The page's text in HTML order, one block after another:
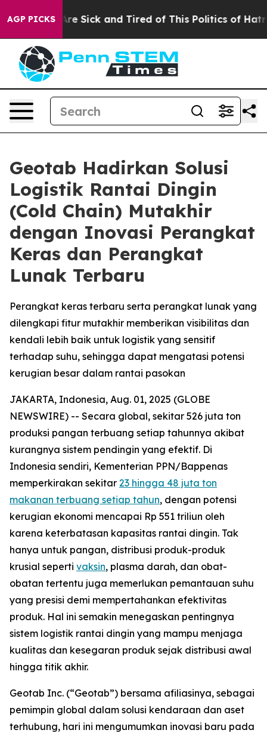
AGP PICKSAre Sick and Tired of This Politics of Hatred”
Geotab Hadirkan Solusi
Logistik Rantai Dingin
(Cold Chain) Mutakhir
dengan Inovasi Perangkat
Keras dan Perangkat
Lunak Terbaru
Perangkat keras terbaru serta perangkat lunak yang
dilengkapi fitur mutakhir memberikan visibilitas dan
kendali lebih baik untuk logistik yang sensitif
terhadap suhu, sehingga dapat mengatasi potensi
kerugian besar dalam rantai pasokan
JAKARTA, Indonesia, Aug. 01, 2025 (GLOBE
NEWSWIRE) -- Secara global, sekitar 526 juta ton
produksi pangan terbuang setiap tahunnya akibat
kurangnya sistem pendingin yang efektif. Di
Indonesia sendiri, Kementerian PPN/Bappenas
memperkirakan sekitar 23 hingga 48 juta ton
makanan terbuang setiap tahun, dengan potensi
kerugian ekonomi mencapai Rp 551 triliun oleh
karena keterbatasan kapasitas rantai dingin. Tak
hanya untuk pangan, distribusi produk-produk
krusial seperti vaksin, plasma darah, dan obat-
obatan tertentu juga memerlukan pemantauan suhu
yang presisi demi mempertahankan efektivitas
produk. Hal ini semakin menegaskan pentingnya
sistem logistik rantai dingin yang mampu menjaga
kualitas dan kesegaran produk sejak distribusi awal
hingga titik akhir.
Geotab Inc. (“Geotab”) bersama afiliasinya, sebagai
pemimpin global dalam solusi kendaraan dan aset
terhubung, hari ini mengumumkan inovasi baru pada